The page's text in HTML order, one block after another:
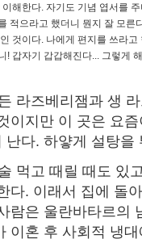
이해한다. 자기도 기념 엽서를
적으라고 했더니 뭔지 잘 모른
것이다. 나에게 편지를 쓰라
! 갑자기 갑갑해진다... 그렇게
라즈베리잼과 생
이지만 이 곳은 요
다. 하얗게 설탕을
먹고 때릴 때도 있
다. 이래서 집에 돌
람은 울란바타르의
이혼 후 사회적 냉